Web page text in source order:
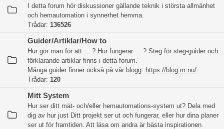
I detta forum hör diskussioner gällande teknik i största allmänhet
och hemautomation i synnerhet hemma.
Trådar: 136526
Guider/Artiklar/How to
Hur gör man för att ... ? Hur fungerar ... ? Steg för steg-guider och
förklarande artiklar finns i detta forum.
Många guider finner också på vår blogg: https://blog.m.nu/
Trådar: 120
Mitt System
Hur ser ditt mät- och/eller hemautomations-system ut? Dela med
dig av hur just Ditt projekt ser ut och fungerar, eller hur dina planer
ser ut för framtiden. Att läsa om andra är bästa inspirationen.